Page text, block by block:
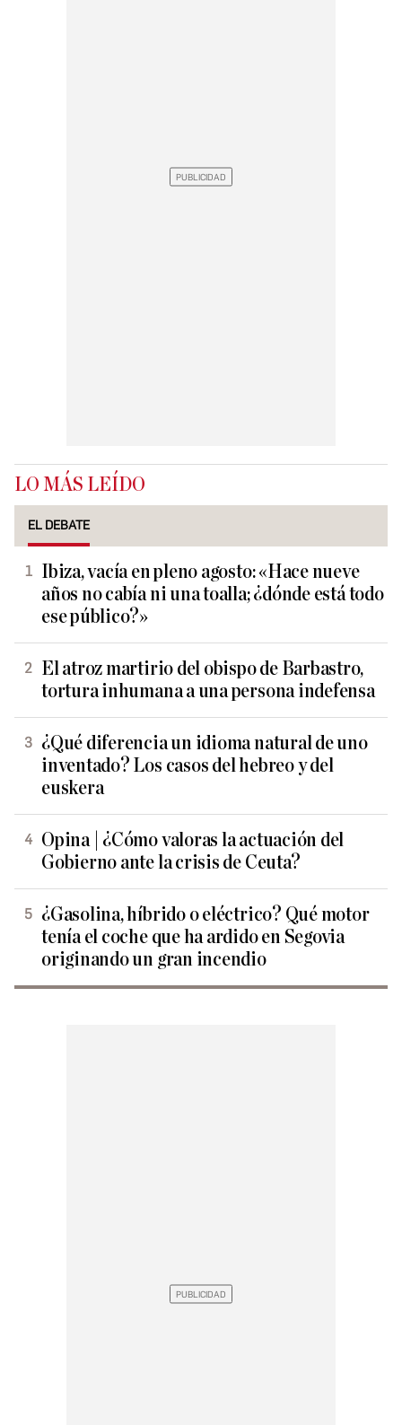
LO MÁS LEÍDO
EL DEBATE
Ibiza, vacía en pleno agosto: «Hace nueve
años no cabía ni una toalla; ¿dónde está todo
ese público?»
El atroz martirio del obispo de Barbastro,
tortura inhumana a una persona indefensa
¿Qué diferencia un idioma natural de uno
inventado? Los casos del hebreo y del
euskera
Opina | ¿Cómo valoras la actuación del
Gobierno ante la crisis de Ceuta?
¿Gasolina, híbrido o eléctrico? Qué motor
tenía el coche que ha ardido en Segovia
originando un gran incendio